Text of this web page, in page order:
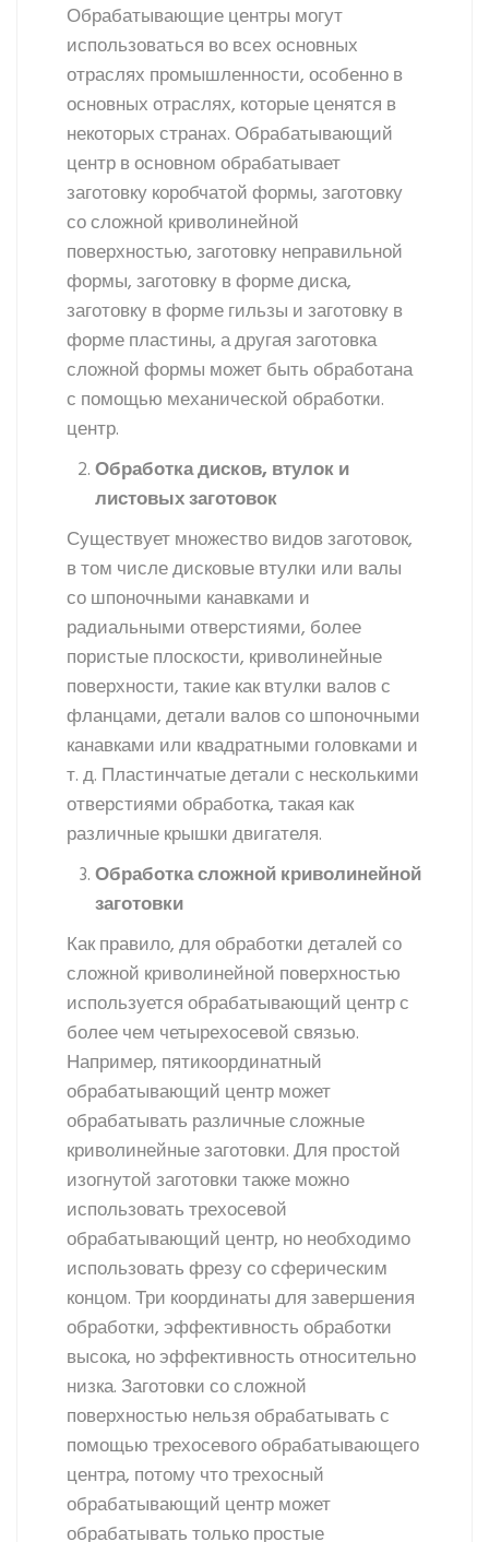
Обрабатывающие центры могут
использоваться во всех основных
отраслях промышленности, особенно в
основных отраслях, которые ценятся в
некоторых странах. Обрабатывающий
центр в основном обрабатывает
заготовку коробчатой формы, заготовку
со сложной криволинейной
поверхностью, заготовку неправильной
формы, заготовку в форме диска,
заготовку в форме гильзы и заготовку в
форме пластины, а другая заготовка
сложной формы может быть обработана
с помощью механической обработки.
центр.
Обработка дисков, втулок и
листовых заготовок
Существует множество видов заготовок,
в том числе дисковые втулки или валы
со шпоночными канавками и
радиальными отверстиями, более
пористые плоскости, криволинейные
поверхности, такие как втулки валов с
фланцами, детали валов со шпоночными
канавками или квадратными головками и
т. д. Пластинчатые детали с несколькими
отверстиями обработка, такая как
различные крышки двигателя.
Обработка сложной криволинейной
заготовки
Как правило, для обработки деталей со
сложной криволинейной поверхностью
используется обрабатывающий центр с
более чем четырехосевой связью.
Например, пятикоординатный
обрабатывающий центр может
обрабатывать различные сложные
криволинейные заготовки. Для простой
изогнутой заготовки также можно
использовать трехосевой
обрабатывающий центр, но необходимо
использовать фрезу со сферическим
концом. Три координаты для завершения
обработки, эффективность обработки
высока, но эффективность относительно
низка. Заготовки со сложной
поверхностью нельзя обрабатывать с
помощью трехосевого обрабатывающего
центра, потому что трехосный
обрабатывающий центр может
обрабатывать только простые